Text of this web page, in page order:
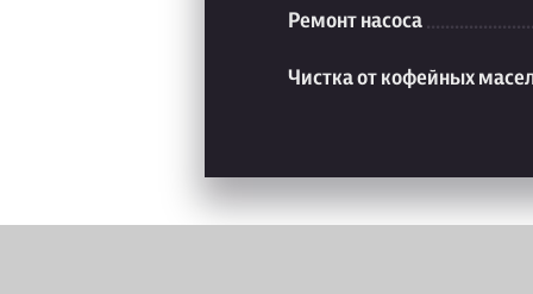
Ремонт насоса
Чистка от кофейных